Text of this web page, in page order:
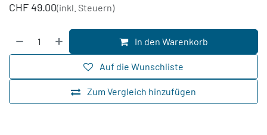
CHF 49.00(inkl. Steuern)
In den Warenkorb
Zum Vergleich hinzufügen
Auf die Wunschliste